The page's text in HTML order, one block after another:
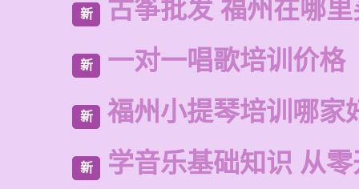
新 古筝批发 福州在哪
新 一对一唱歌培训价格
新 福州小提琴培训哪家
新 学音乐基础知识 从